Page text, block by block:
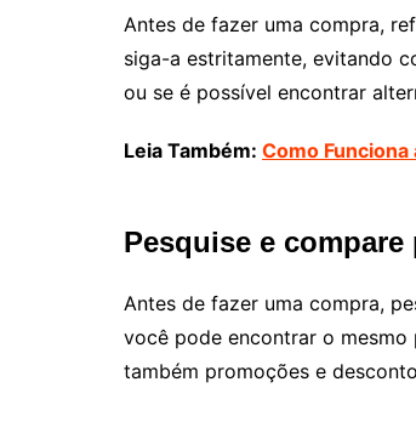
Antes de fazer uma compra,
siga-a estritamente, evitando
ou se é possível encontrar
Leia Também: Como Funciona
Pesquise e compare
Antes de fazer uma compra,
você pode encontrar o
também promoções e